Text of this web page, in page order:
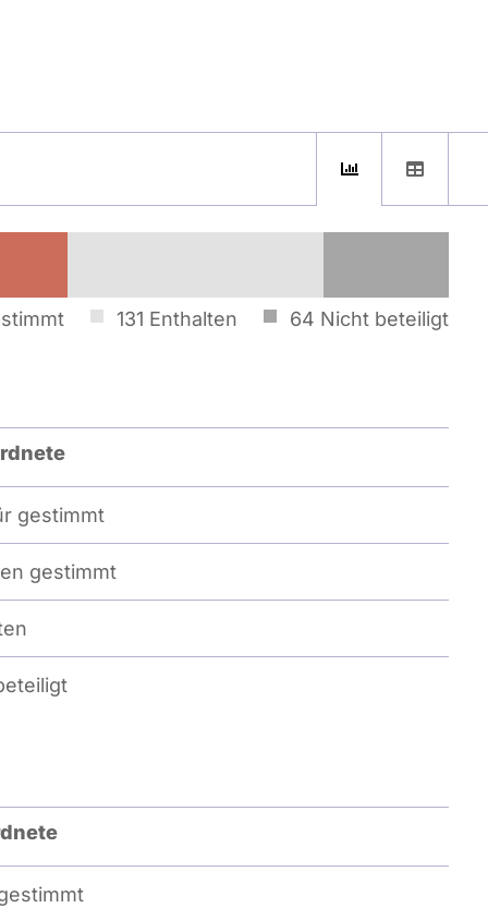
131 Enthalten 64 Nicht beteiligt
gestimmt
gestimmt